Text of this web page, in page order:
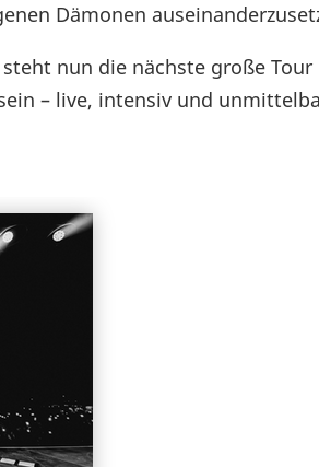
Dämonen
nun die nächste große
– live, intensiv und